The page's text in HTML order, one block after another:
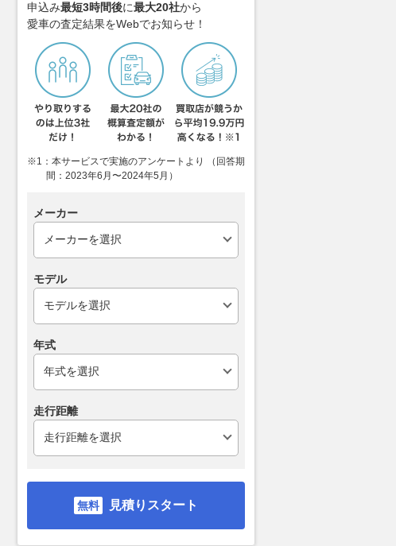
申込み最短3時間後に最大20社から
愛車の査定結果をWebでお知らせ！
※1：本サービスで実施のアンケートより （回答期
間：2023年6月〜2024年5月）
メーカー
モデル
年式
走行距離
見積りスタート